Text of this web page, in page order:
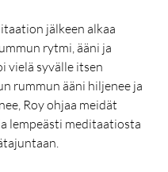
jälkeen alkaa
rytmi, ääni ja
vielä syvälle itsen
rummun ääni hiljenee ja
Roy ohjaa meidät
lempeästi meditaatiosta